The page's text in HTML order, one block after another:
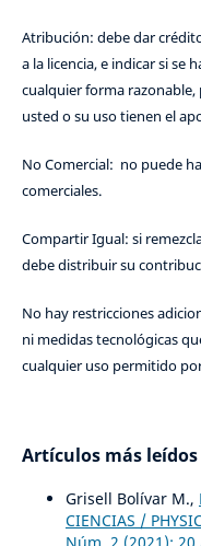
Atribución: debe dar
a la licencia, e indicar si se
cualquier forma
usted o su uso tienen el
No Comercial: no puede
comerciales.
Compartir Igual: si
debe distribuir su
No hay restricciones
ni medidas tecnológicas
cualquier uso permitido
Artículos más
Grisell Bolívar M.,
CIENCIAS /